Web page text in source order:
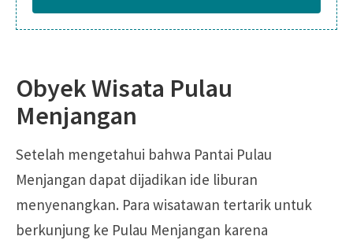
Obyek Wisata Pulau
Menjangan
Setelah mengetahui bahwa Pantai Pulau
Menjangan dapat dijadikan ide liburan
menyenangkan. Para wisatawan tertarik untuk
berkunjung ke Pulau Menjangan karena